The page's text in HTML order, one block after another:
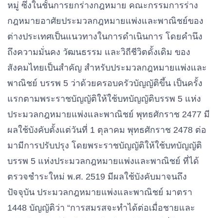
หมู่ ซึ่งในชั้นการยกร่างกฎหมาย คณะกรรมการร่าง
กฎหมายอาศัยประมวลกฎหมายแพ่งและพาณิชย์ของ
ต่างประเทศเป็นแนวทางในการดําเนินการ โดยคํานึง
ถึงความมั่นคง วัฒนธรรม และวิถีชีวิตดั้งเดิม ของ
สังคมไทยเป็นสําคัญ สําหรับประมวลกฎหมายแพ่งและ
พาณิชย์ บรรพ 5 ว่าด้วยครอบครัวบัญญัติขึ้น เป็นครั้ง
แรกตามพระราชบัญญัติให้ใช้บทบัญญัติบรรพ 5 แห่ง
ประมวลกฎหมายแพ่งและพาณิชย์ พุทธศักราช 2477 มี
ผลใช้บังคับตั้งแต่วันที่ 1 ตุลาคม พุทธศักราช 2478 ต่อ
มามีการปรับปรุง โดยพระราชบัญญัติให้ใช้บทบัญญัติ
บรรพ 5 แห่งประมวลกฎหมายแพ่งและพาณิชย์ ที่ได้
ตรวจชําระใหม่ พ.ศ. 2519 มีผลใช้บังคับมาจนถึง
ปัจจุบัน ประมวลกฎหมายแพ่งและพาณิชย์ มาตรา
1448 บัญญัติว่า “การสมรสจะทําได้ต่อเมื่อชายและ